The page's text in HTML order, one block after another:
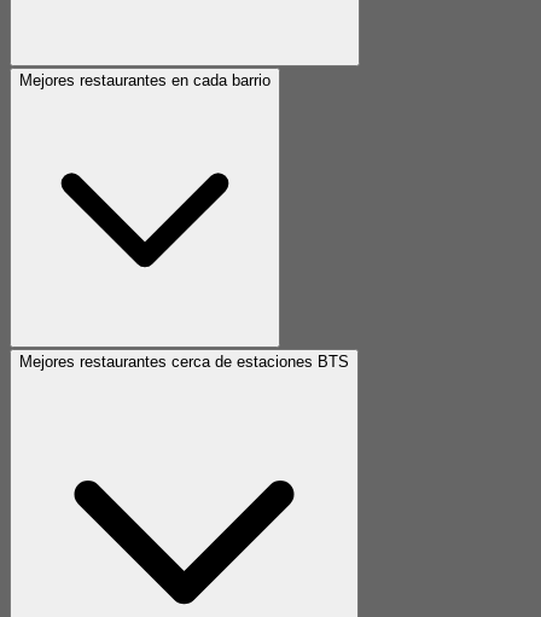
Mejores restaurantes en cada barrio
Mejores restaurantes cerca de estaciones BTS